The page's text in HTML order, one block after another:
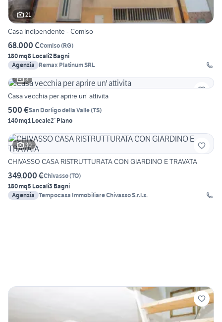
21
Casa Indipendente - Comiso
68.000 €Comiso(RG)
180 mq8 Locali2 Bagni
Agenzia
Remax Platinum SRL
3
Casa vecchia per aprire un' attivita
500 €San Dorligo della Valle(TS)
140 mq1 Locale2° Piano
30
CHIVASSO CASA RISTRUTTURATA CON GIARDINO E TRAVATA
349.000 €Chivasso(TO)
180 mq5 Locali3 Bagni
Agenzia Tempocasa Immobiliare Chivasso S.r.l.s.